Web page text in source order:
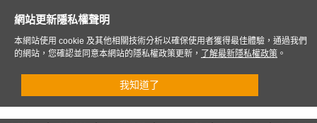
網站更新隱私權聲明
本網站使用 cookie 及其他相關技術分析以確保使用者獲得最佳體驗，通過我們
的網站，您確認並同意本網站的隱私權政策更新，
了解最新隱私權政策 。
我知道了